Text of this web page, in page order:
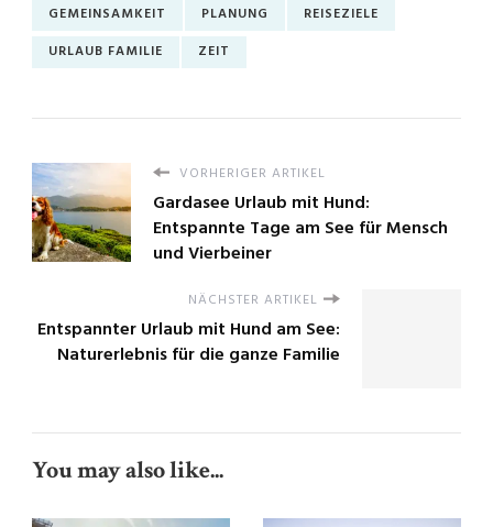
GEMEINSAMKEIT
PLANUNG
REISEZIELE
URLAUB FAMILIE
ZEIT
VORHERIGER ARTIKEL
Gardasee Urlaub mit Hund:
Entspannte Tage am See für Mensch
und Vierbeiner
NÄCHSTER ARTIKEL
Entspannter Urlaub mit Hund am See:
Naturerlebnis für die ganze Familie
You may also like...